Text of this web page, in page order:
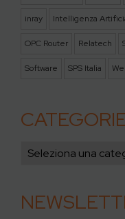
inray Intelligenza
OPC Router Relatech
Software SPS Italia